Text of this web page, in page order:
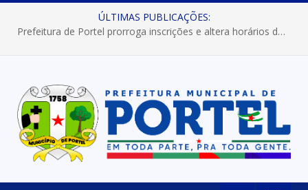
ÚLTIMAS PUBLICAÇÕES:
Prefeitura de Portel prorroga inscrições e altera horários dos concursos “Musa” e “Miss Mix Verão 2026”